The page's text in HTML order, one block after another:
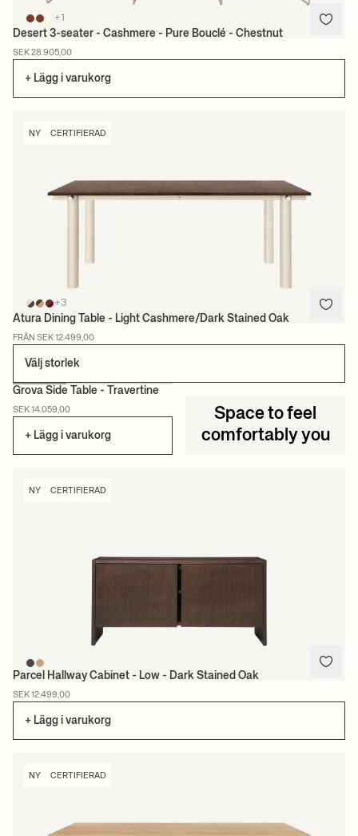
+1
Desert 3-seater - Cashmere - Pure Bouclé - Chestnut
SEK 28.905,00
+ Lägg i varukorg
NY CERTIFIERAD
+3
Atura Dining Table - Light Cashmere/Dark Stained Oak
FRÅN SEK 12.499,00
Välj storlek
NY CERTIFIERAD
Grova Side Table - Travertine
SEK 14.059,00
+ Lägg i varukorg
NY CERTIFIERAD
Parcel Hallway Cabinet - Low - Dark Stained Oak
SEK 12.499,00
+ Lägg i varukorg
Space to feel
comfortably you
NY CERTIFIERAD